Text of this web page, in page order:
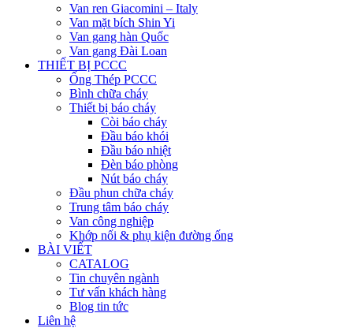
Van ren Giacomini – Italy
Van mặt bích Shin Yi
Van gang hàn Quốc
Van gang Đài Loan
THIẾT BỊ PCCC
Ống Thép PCCC
Bình chữa cháy
Thiết bị báo cháy
Còi báo cháy
Đầu báo khói
Đầu báo nhiệt
Đèn báo phòng
Nút báo cháy
Đầu phun chữa cháy
Trung tâm báo cháy
Van công nghiệp
Khớp nối & phụ kiện đường ống
BÀI VIẾT
CATALOG
Tin chuyên ngành
Tư vấn khách hàng
Blog tin tức
Liên hệ